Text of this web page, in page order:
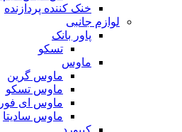
خنک کننده پردازنده
لوازم جانبی
پاور بانک
تسکو
ماوس
ماوس گرین
ماوس تسکو
ماوس ای
ماوس سادیتا
کیبورد